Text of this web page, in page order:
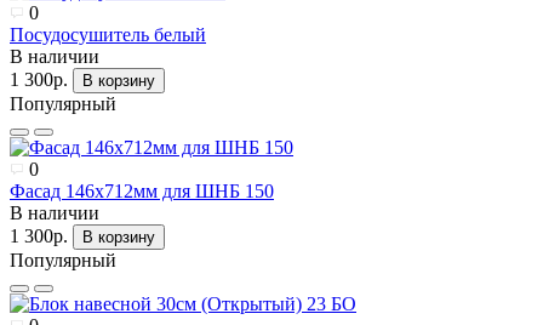
0
Посудосушитель белый
В наличии
1 300р.
В корзину
Популярный
0
Фасад 146х712мм для ШНБ 150
В наличии
1 300р.
В корзину
Популярный